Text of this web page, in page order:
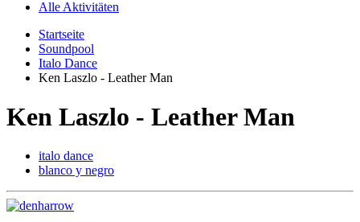
Alle Aktivitäten
Startseite
Soundpool
Italo Dance
Ken Laszlo - Leather Man
Ken Laszlo - Leather Man
italo dance
blanco y negro